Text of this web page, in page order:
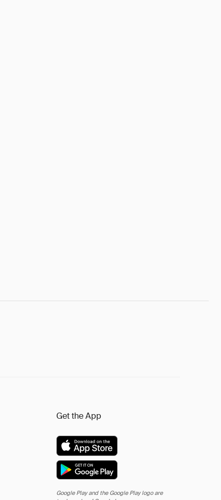
Get the App
Google Play and the Google Play logo are